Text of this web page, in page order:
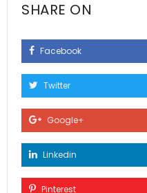
SHARE ON
Facebook
Twitter
Google+
Linkedin
Pinterest